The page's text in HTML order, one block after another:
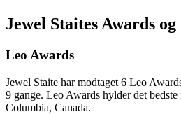
Jewel Staites Awards
Leo Awards
Jewel Staite har modtaget 6 Leo
9 gange. Leo Awards hylder det
Columbia, Canada.